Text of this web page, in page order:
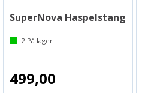
SuperNova Haspelstang
2 På lager
499,00